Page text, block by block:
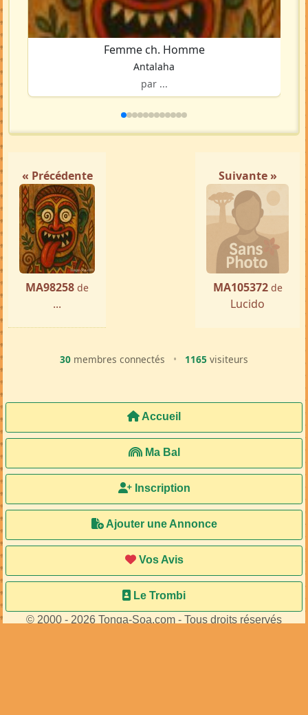
Femme ch. Homme
Antalaha
par ...
« Précédente
MA98258 de
...
Suivante »
MA105372 de
Lucido
30 membres connectés • 1165 visiteurs
Accueil
Ma Bal
Inscription
Ajouter une Annonce
Vos Avis
Le Trombi
© 2000 - 2026 Tonga-Soa.com - Tous droits réservés